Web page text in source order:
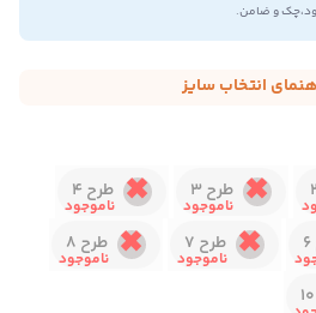
انتخاب سایز
طرح 3
طرح 4
طرح 7
طرح 8